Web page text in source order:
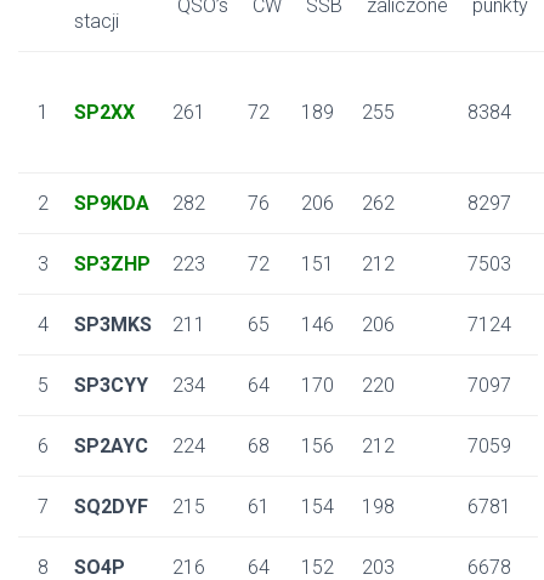
stacji
QSO’s CW SSB zaliczone punkty
1 SP2XX 261 72 189 255 8384
2 SP9KDA 282 76 206 262 8297
3 SP3ZHP 223 72 151 212 7503
4 SP3MKS 211 65 146 206 7124
5 SP3CYY 234 64 170 220 7097
6 SP2AYC 224 68 156 212 7059
7 SQ2DYF 215 61 154 198 6781
8 SO4P 216 64 152 203 6678